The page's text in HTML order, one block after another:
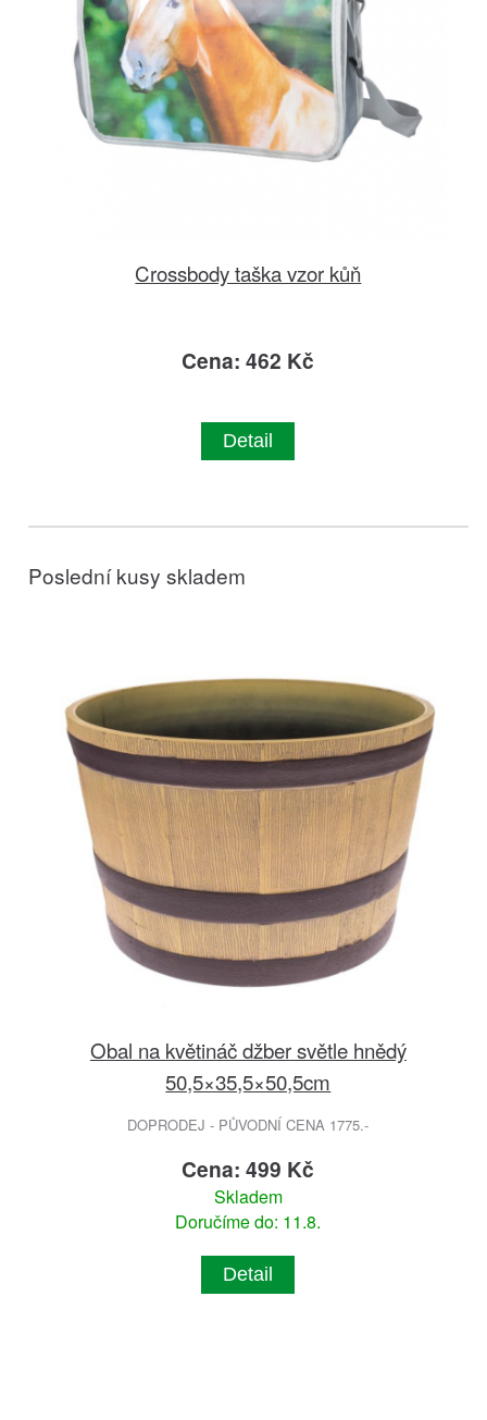
Crossbody taška vzor kůň
Cena: 462 Kč
Detail
Poslední kusy skladem
Obal na květináč džber světle hnědý
50,5×35,5×50,5cm
DOPRODEJ - PŮVODNÍ CENA 1775.-
Cena: 499 Kč
Skladem
Doručíme do: 11.8.
Detail